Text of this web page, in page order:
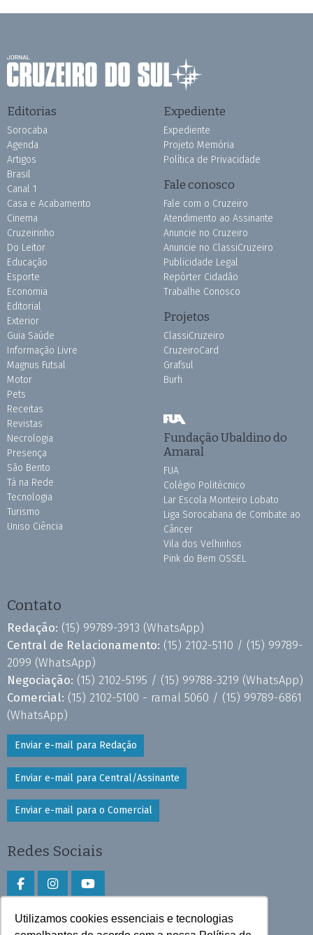
Utilizamos cookies essenciais e tecnologias
Editorias
Sorocaba
Agenda
Artigos
Brasil
Canal 1
Casa e Acabamento
Cinema
Cruzeirinho
Do Leitor
Educação
Esporte
Economia
Editorial
Exterior
Guia Saúde
Informação Livre
Magnus Futsal
Motor
Pets
Receitas
Revistas
Necrologia
Presença
São Bento
Tá na Rede
Tecnologia
Turismo
Uniso Ciência
Expediente
Expediente
Projeto Memória
Política de Privacidade
Fale conosco
Fale com o Cruzeiro
Atendimento ao Assinante
Anuncie no Cruzeiro
Anuncie no ClassiCruzeiro
Publicidade Legal
Repórter Cidadão
Trabalhe Conosco
Projetos
ClassiCruzeiro
CruzeiroCard
Grafsul
Burh
Fundação Ubaldino do
Amaral
FUA
Colégio Politécnico
Lar Escola Monteiro Lobato
Liga Sorocabana de Combate ao
Câncer
Vila dos Velhinhos
Pink do Bem OSSEL
Contato
Redação: (15) 99789-3913 (WhatsApp)
Central de Relacionamento: (15) 2102-5110 / (15) 99789-
2099 (WhatsApp)
Negociação: (15) 2102-5195 / (15) 99788-3219 (WhatsApp)
Comercial: (15) 2102-5100 - ramal 5060 / (15) 99789-6861
(WhatsApp)
Enviar e-mail para Redação
Enviar e-mail para Central/Assinante
Enviar e-mail para o Comercial
Redes Sociais
Faça download do aplicativo